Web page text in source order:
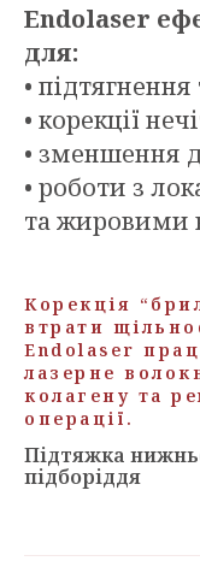
Endolaser
для:
•
• корекції
• зменшення
• роботи з
та жировими
Корекція
втрати
Endolaser
лазерне
колагену та
операції.
Підтяжка
підборіддя